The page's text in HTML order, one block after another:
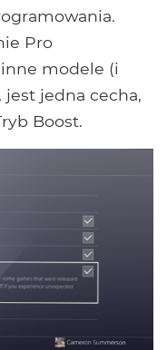
Pro
modele (i
jest jedna cecha,
Boost.